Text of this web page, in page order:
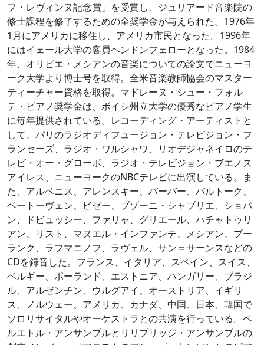
フ・レヴィンヌ記念賞」を受賞し、ジュリアード音楽院の
修士課程を修了するための全奨学金が与えられた。1976年
1月にアメリカに移住し、アメリカ市民となった。1996年
にはイェール大学の客員ヘンドンフェローとなった。1984
年、オリビエ・メシアンの音楽についての論文でニューヨ
ーク大学より博士号を取得。全米音楽教師協会のマスター
ティーチャー資格を取得。マドレーヌ・シュー・フォル
テ・ピアノ奨学金は、ボイシ州立大学の優秀なピアノ学生
に毎年提供されている。レコーディング・アーティストと
して、パリのラジオディフュージョン・テレビジョン・フ
ランセーズ、ラジオ・ワルシャワ、リオデジャネイロのテ
レビ・オー・グローボ、ラジオ・テレビジョン・ブエノス
アイレス、ニューヨークのNBCテレビに出演している。ま
た、アルベニス、アレンスキー、バーバー、バルトーク、
ベートーヴェン、ビゼー、ブゾーニ・シャブリエ、ショパ
ン、ドビュッシー、ファリャ、グリエール、ハチャトゥリ
アン、リスト、マヌエル・インファンテ、メシアン、プー
ランク、ラフマニノフ、ラヴェル、サン＝サーンスなどの
CDを録音した。フランス、イタリア、スペイン、スイス、
ベルギー、ポーランド、エストニア、ハンガリー、ブラジ
ル、アルゼンチン、ウルグアイ、オーストリア、イギリ
ス、ノルウェー、アメリカ、カナダ、中国、日本、韓国で
ソロリサイタルやオーケストラとの共演を行っている。ベ
ルエトル・アンサンブルとリリブリッジ・アンサンブルの